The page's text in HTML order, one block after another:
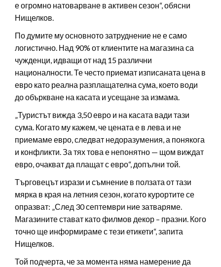
е огромно натоварване в активен сезон“, обясни
Нищелков.
По думите му основното затруднение не е само
логистично. Над 90% от клиентите на магазина са
чужденци, идващи от над 15 различни
националности. Те често приемат изписаната цена в
евро като реална разплащателна сума, което води
до объркване на касата и усещане за измама.
„Туристът вижда 3,50 евро и на касата вади тази
сума. Когато му кажем, че цената е в лева и не
приемаме евро, следват недоразумения, а понякога
и конфликти. За тях това е непонятно — щом виждат
евро, очакват да плащат с евро“, допълни той.
Търговецът изрази и съмнение в ползата от тази
мярка в края на летния сезон, когато курортите се
опразват: „След 30 септември ние затваряме.
Магазините стават като филмов декор – празни. Кого
точно ще информираме с тези етикети“, запита
Нищелков.
Той подчерта, че за момента няма намерение да